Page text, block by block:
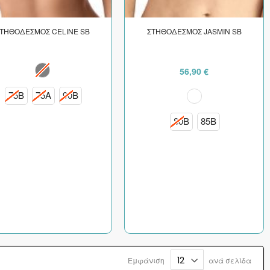
CELINE SB
75B 75A 90B
ΣΤΗΘΟΔΕΣΜΟΣ JASMIN SB
56,90 €
80B 85B
Εμφάνιση ανά σελίδα